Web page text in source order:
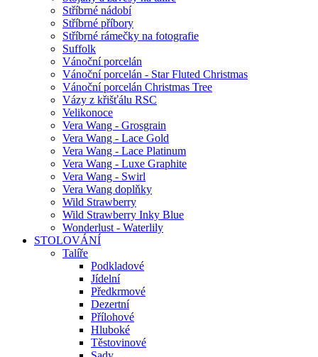
Stříbrné nádobí
Stříbrné příbory
Stříbrné rámečky na fotografie
Suffolk
Vánoční porcelán
Vánoční porcelán - Star Fluted Christmas
Vánoční porcelán Christmas Tree
Vázy z křišťálu RSC
Velikonoce
Vera Wang - Grosgrain
Vera Wang - Lace Gold
Vera Wang - Lace Platinum
Vera Wang - Luxe Graphite
Vera Wang - Swirl
Vera Wang doplňky
Wild Strawberry
Wild Strawberry Inky Blue
Wonderlust - Waterlily
STOLOVÁNÍ
Talíře
Podkladové
Jídelní
Předkrmové
Dezertní
Přílohové
Hluboké
Těstovinové